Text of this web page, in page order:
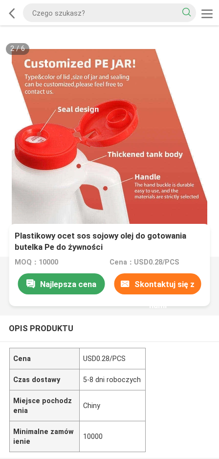
2/6
Plastikowy ocet sos sojowy olej do gotowania
butelka Pe do żywności
MOQ：10000 Cena：USD0.28/PCS
Najlepsza cena Skontaktuj się z
nami
OPIS PRODUKTU
Cena USD0.28/PCS
Czas dostawy 5-8 dni roboczych
Miejsce pochodz
enia
Chiny
Minimalne zamów
ienie
10000